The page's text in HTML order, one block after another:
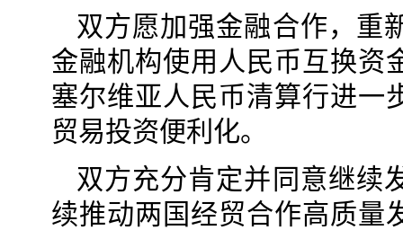
双方愿加强金融合作，重
金融机构使用人民币互换资
塞尔维亚人民币清算行进一
贸易投资便利化。
双方充分肯定并同意继续
续推动两国经贸合作高质量